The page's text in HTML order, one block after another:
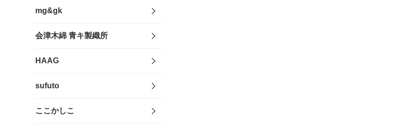
mg&gk
会津木綿 青キ製織所
HAAG
sufuto
ここかしこ